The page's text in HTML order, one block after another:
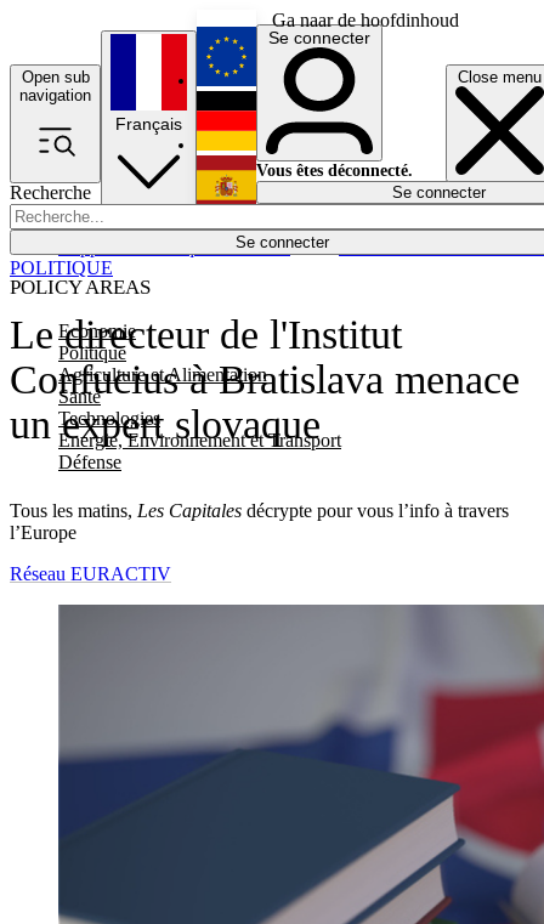
Ga naar de hoofdinhoud
Open sub
navigation
Close menu
Recherche
Se connecter
POLICY AREAS
Economie
Politique
Agriculture et Alimentation
Santé
Technologies
Energie, Environnement et Transport
Défense
Économie
Français
English
Deutsch
Español
Se connecter
Vous êtes déconnecté.
Se connecter
Le directeur de l'Institut
Confucius à Bratislava menace
un expert slovaque
Tous les matins, Les Capitales décrypte pour vous l’info à travers
l’Europe
POLITIQUE
Réseau EURACTIV